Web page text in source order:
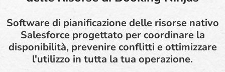
Software di pianificazione delle risorse nativo
Salesforce progettato per coordinare la
disponibilità, prevenire conflitti e ottimizzare
l'utilizzo in tutta la tua operazione.